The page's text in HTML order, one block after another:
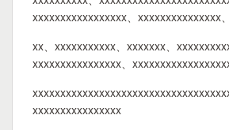
xxxxxxxxxxxxxxxxx、xxxxxxxxxxxxxxx
xx、xxxxxxxxxxx、xxxxxxx、
xxxxxxxxxxxxxxxx、
xxxxxxxxxxxxxxxx